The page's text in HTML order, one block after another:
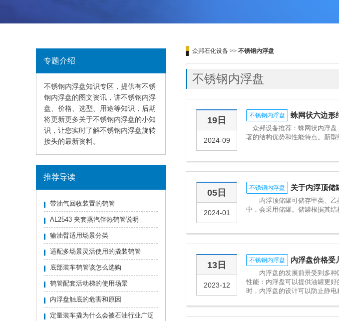
专题介绍
不锈钢内浮盘知识专区，提供有不锈
钢内浮盘的图文资讯，讲不锈钢内浮
盘、价格、选型、用途等知识，后期
将更新更多关于不锈钢内浮盘的小知
识，让您实时了解不锈钢内浮盘旋转
接头的最新资料。
推荐导读
带油气回收装置的鹤管
AL2543 夹套蒸汽伴热鹤管说明
输油臂适用场景分类
适配多场景灵活使用的撬装鹤管
底部装车鹤管该怎么选购
鹤管配套活动梯的使用场景
内浮盘触底的危害和原因
定量装车撬为什么会被石油行业广泛
众邦石化设备 >> 不锈钢内浮盘
不锈钢内浮盘
19日
2024-09
不锈钢内浮盘 蛛网状六边形
众邦设备推荐：蛛网状内浮
著的结构优势和性能特点。新
05日
2024-01
不锈钢内浮盘 关于内浮顶储
内浮顶储罐可储存甲类、乙
中，会采用储罐。储罐根据其
13日
2023-12
不锈钢内浮盘 内浮盘价格受
内浮盘的发展前景受到多种
性能：内浮盘可以提供油罐更
时，内浮盘的设计可以防止静